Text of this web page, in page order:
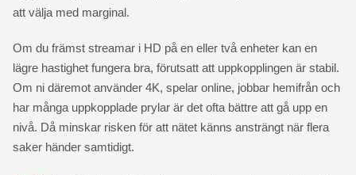
att välja med marginal.
Om du främst streamar i HD på en eller två enheter kan en
lägre hastighet fungera bra, förutsatt att uppkopplingen är stabil.
Om ni däremot använder 4K, spelar online, jobbar hemifrån och
har många uppkopplade prylar är det ofta bättre att gå upp en
nivå. Då minskar risken för att nätet känns ansträngt när flera
saker händer samtidigt.